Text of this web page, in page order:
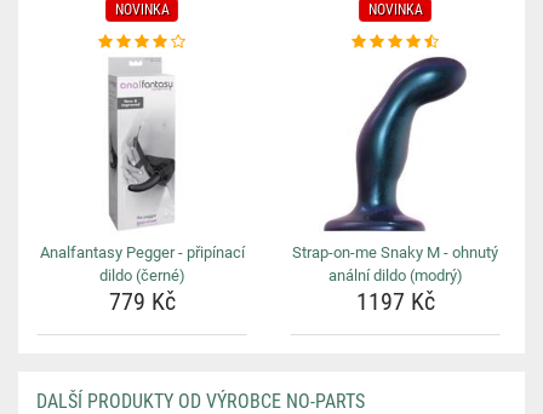
NOVINKA
Analfantasy Pegger - připínací
dildo (černé)
779 Kč
NOVINKA
Strap-on-me Snaky M - ohnutý
anální dildo (modrý)
1197 Kč
DALŠÍ PRODUKTY OD VÝROBCE NO-PARTS